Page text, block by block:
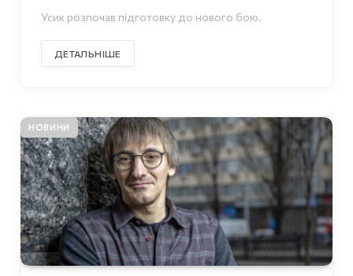
Усик розпочав підготовку до нового бою.
ДЕТАЛЬНІШЕ
НОВИНИ